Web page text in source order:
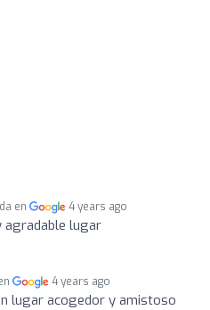
en 4 years ago
agradable lugar
4 years ago
lugar acogedor y amistoso